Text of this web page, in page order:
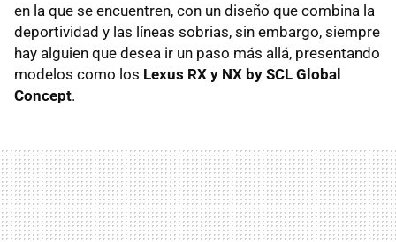
en la que se encuentren, con un diseño que combina la
deportividad y las líneas sobrias, sin embargo, siempre
hay alguien que desea ir un paso más allá, presentando
modelos como los Lexus RX y NX by SCL Global
Concept.